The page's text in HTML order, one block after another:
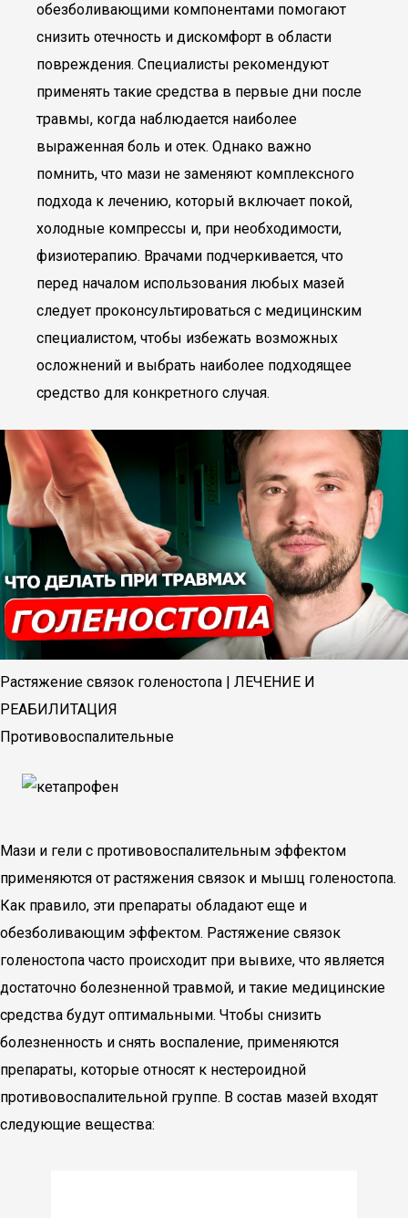
обезболивающими компонентами помогают
снизить отечность и дискомфорт в области
повреждения. Специалисты рекомендуют
применять такие средства в первые дни после
травмы, когда наблюдается наиболее
выраженная боль и отек. Однако важно
помнить, что мази не заменяют комплексного
подхода к лечению, который включает покой,
холодные компрессы и, при необходимости,
физиотерапию. Врачами подчеркивается, что
перед началом использования любых мазей
следует проконсультироваться с медицинским
специалистом, чтобы избежать возможных
осложнений и выбрать наиболее подходящее
средство для конкретного случая.
Растяжение связок голеностопа | ЛЕЧЕНИЕ И
РЕАБИЛИТАЦИЯ
Противовоспалительные
Мази и гели с противовоспалительным эффектом
применяются от растяжения связок и мышц голеностопа.
Как правило, эти препараты обладают еще и
обезболивающим эффектом. Растяжение связок
голеностопа часто происходит при вывихе, что является
достаточно болезненной травмой, и такие медицинские
средства будут оптимальными. Чтобы снизить
болезненность и снять воспаление, применяются
препараты, которые относят к нестероидной
противовоспалительной группе. В состав мазей входят
следующие вещества: